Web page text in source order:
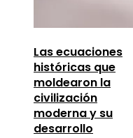
Las ecuaciones
históricas que
moldearon la
civilización
moderna y su
desarrollo